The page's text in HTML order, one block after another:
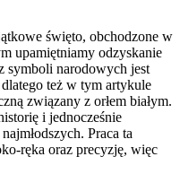
święto, obchodzone w
upamiętniamy odzyskanie
symboli narodowych jest
też w tym artykule
związany z orłem białym.
i jednocześnie
Praca ta
ręka oraz precyzję, więc